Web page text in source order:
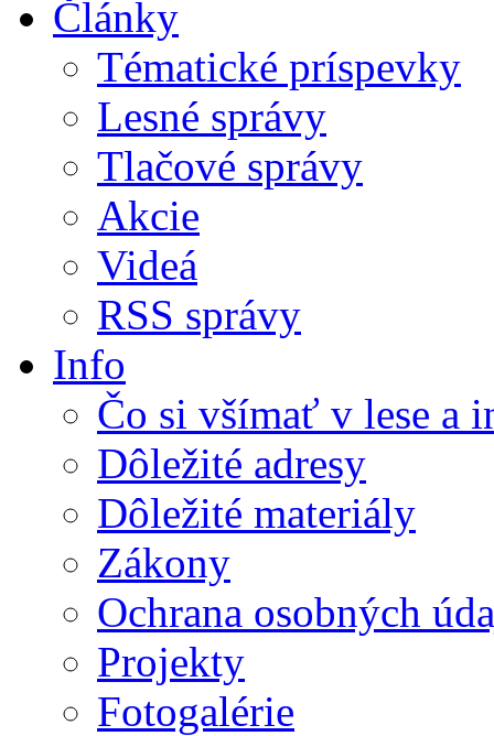
Články
Tématické príspevky
Lesné správy
Tlačové správy
Akcie
Videá
RSS správy
Info
Čo si všímať v lese a
Dôležité adresy
Dôležité materiály
Zákony
Ochrana osobných
Projekty
Fotogalérie